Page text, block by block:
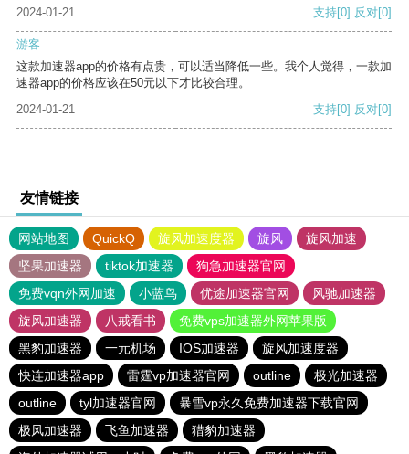
2024-01-21 支持[0] 反对[0]
游客
这款加速器app的价格有点贵，可以适当降低一些。我个人觉得，一款加
速器app的价格应该在50元以下才比较合理。
2024-01-21
支持[0] 反对[0]
友情链接
网站地图 QuickQ 旋风加速度器 旋风
旋风加速
坚果加速器
tiktok加速器
狗急加速器官网
免费vqn外网加速
小蓝鸟 优途加速器官网
风驰加速器
旋风加速器
八戒看书
免费vps加速器外网苹果版
黑豹加速器
一元机场 IOS加速器
旋风加速度器
快连加速器app
雷霆vp加速器官网 outline
极光加速器
outline
tyl加速器官网
暴雪vp永久免费加速器下载官网
极风加速器
飞鱼加速器
猎豹加速器